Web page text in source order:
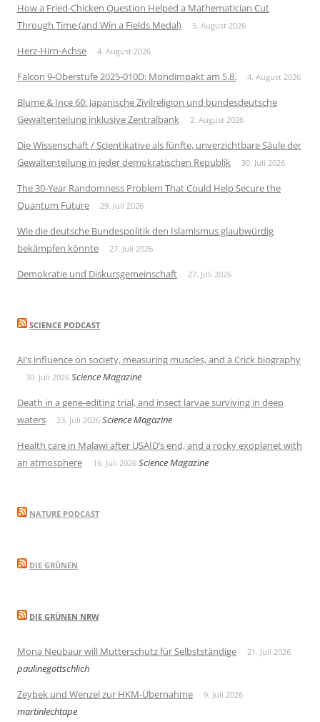
How a Fried-Chicken Question Helped a Mathematician Cut
Through Time (and Win a Fields Medal)
5. August 2026
Herz-Hirn-Achse 4. August 2026
Falcon 9-Oberstufe 2025-010D: Mondimpakt am 5.8. 4. August 2026
Blume & Ince 60: Japanische Zivilreligion und bundesdeutsche
Gewaltenteilung inklusive Zentralbank
2. August 2026
Die Wissenschaft / Scientikative als fünfte, unverzichtbare Säule der
Gewaltenteilung in jeder demokratischen Republik
30. Juli 2026
The 30-Year Randomness Problem That Could Help Secure the
Quantum Future
29. Juli 2026
Wie die deutsche Bundespolitik den Islamismus glaubwürdig
bekämpfen könnte
27. Juli 2026
Demokratie und Diskursgemeinschaft 27. Juli 2026
SCIENCE PODCAST
AI’s influence on society, measuring muscles, and a Crick biography
30. Juli 2026 Science Magazine
Death in a gene-editing trial, and insect larvae surviving in deep
waters
23. Juli 2026 Science Magazine
Health care in Malawi after USAID’s end, and a rocky exoplanet with
an atmosphere
16. Juli 2026 Science Magazine
NATURE PODCAST
DIE GRÜNEN
DIE GRÜNEN NRW
Mona Neubaur will Mutterschutz für Selbstständige 21. Juli 2026
paulinegottschlich
Zeybek und Wenzel zur HKM-Übernahme
9. Juli 2026
martinlechtape